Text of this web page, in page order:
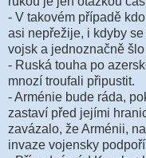
- V takovém případě
asi nepřežije, i kdyby
vojsk a jednoznačně
- Ruská touha po
mnozí troufali připustit.
- Arménie bude ráda,
zastaví před jejími
zavázalo, že Arménii,
invaze vojensky